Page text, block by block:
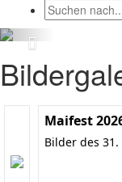
Maifest
Bilder des